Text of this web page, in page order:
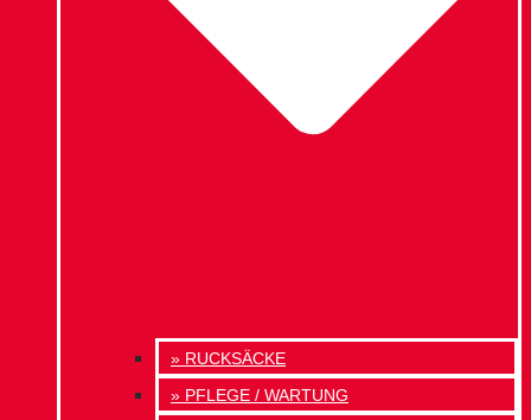
» RUCKSÄCKE
» PFLEGE / WARTUNG